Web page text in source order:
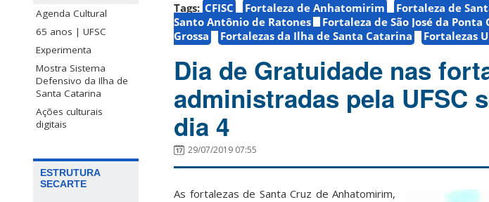
Agenda Cultural
65 anos | UFSC
Experimenta
Mostra Sistema
Defensivo da Ilha de
Santa Catarina
Ações culturais
digitais
ESTRUTURA
SECARTE
Tags: CFISC Fortaleza de Anhatomirim Fortaleza de
Santo Antônio de Ratones
Fortaleza de São José da Ponta
Grossa
Fortalezas da Ilha de Santa Catarina Fortalezas
Dia de Gratuidade nas
administradas pela UFSC
dia 4
29/07/2019 07:55
As fortalezas de Santa Cruz de Anhatomirim,